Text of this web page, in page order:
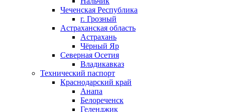
Чеченская Республика
г. Грозный
Астраханская область
Астрахань
Чёрный Яр
Северная Осетия
Владикавказ
Технический паспорт
Краснодарский край
Анапа
Белореченск
Геленджик